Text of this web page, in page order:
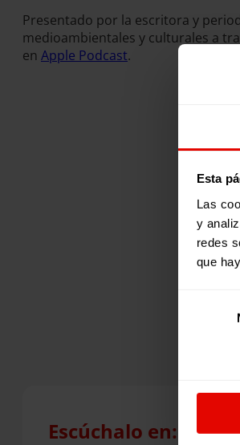
Esta
Las
y
redes
que
Presentado por la escritora y
medioambientales y culturales a
en Apple Podcast.
Escúchalo en: